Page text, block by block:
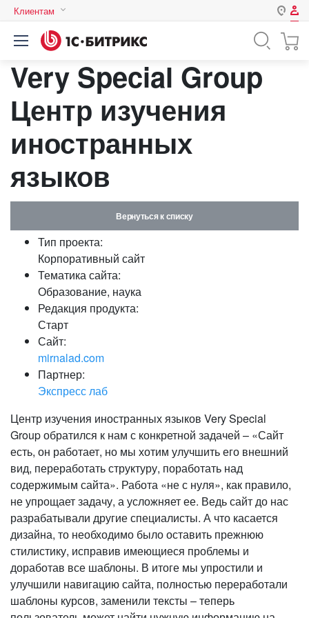
Клиентам
Казахстан
Беларусь
Авторизация
Нет аккаунта? Зарегистрироваться
Логин
Пароль
компьютере
Забыли свой пароль?
или войдите с помощью
Very Special Group
Центр изучения
иностранных
языков
Вернуться к списку
Тип проекта:
Корпоративный сайт
Тематика сайта:
Образование, наука
Редакция продукта:
Старт
Сайт:
mirnalad.com
Партнер:
Экспресс лаб
Центр изучения иностранных языков Very Special
Group обратился к нам с конкретной задачей – «Сайт
есть, он работает, но мы хотим улучшить его внешний
вид, переработать структуру, поработать над
содержимым сайта». Работа «не с нуля», как правило,
не упрощает задачу, а усложняет ее. Ведь сайт до нас
разрабатывали другие специалисты. А что касается
дизайна, то необходимо было оставить прежнюю
стилистику, исправив имеющиеся проблемы и
доработав все шаблоны. В итоге мы упростили и
улучшили навигацию сайта, полностью переработали
шаблоны курсов, заменили тексты – теперь